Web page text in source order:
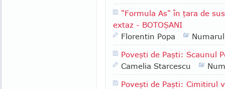
"Formula As" în ţara de
extaz - BOTOŞANI
Florentin Popa
Poveşti de Paşti: Scaunul
Camelia Starcescu
Poveşti de Paşti: Cimitirul